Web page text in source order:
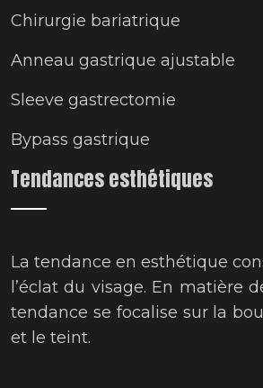
Chirurgie bariatrique
Anneau gastrique ajustable
Sleeve gastrectomie
Bypass gastrique
Tendances esthétiques
La tendance en esthétique
l’éclat du visage. En matière
tendance se focalise sur la
et le teint.